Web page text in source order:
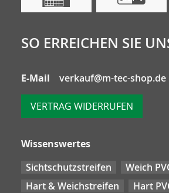
SO ERREICHEN SIE
E-Mail verkauf@m-tec-shop.de
VERTRAG WIDERRUFEN
Wissenswertes
Sichtschutzstreifen
Weich
Hart & Weichstreifen
Hart